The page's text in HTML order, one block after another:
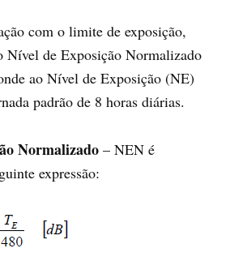
com o limite de exposição,
Nível de Exposição Normalizado
ao Nível de Exposição (NE)
padrão de 8 horas diárias.
Normalizado – NEN é
expressão: